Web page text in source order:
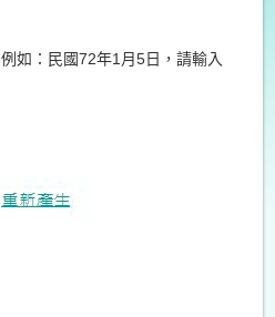
例如：民國72年1月5日，請輸入